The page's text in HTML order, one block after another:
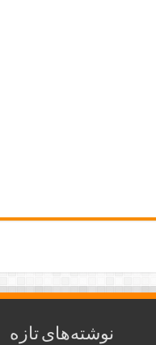
نوشته‌های تازه